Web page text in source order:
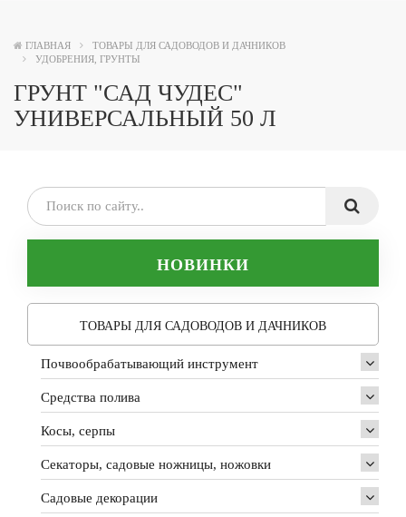
ГЛАВНАЯ
ТОВАРЫ ДЛЯ САДОВОДОВ И ДАЧНИКОВ
УДОБРЕНИЯ, ГРУНТЫ
ГРУНТ "САД ЧУДЕС"
УНИВЕРСАЛЬНЫЙ 50 Л
НОВИНКИ
ТОВАРЫ ДЛЯ САДОВОДОВ И ДАЧНИКОВ
Почвообрабатывающий инструмент
Средства полива
Косы, серпы
Секаторы, садовые ножницы, ножовки
Садовые декорации